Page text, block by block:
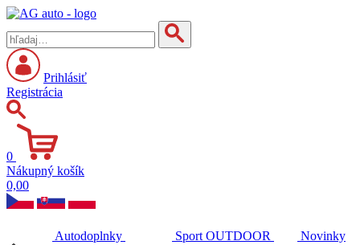
Prihlásiť
Registrácia
0
Nákupný košík
0,00
Autodoplnky Sport OUTDOOR
Novinky